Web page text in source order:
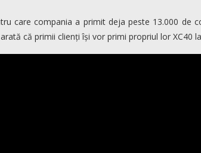
care compania a primit deja peste 13.000 de
că primii clienți își vor primi propriul lor XC40